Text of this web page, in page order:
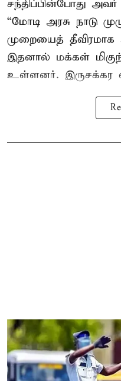
சந்திப்பின்போது அவர்
“மோடி அரசு நாடு
முறையைத் தீவிரமாக
இதனால் மக்கள்
உள்ளனர். இருசக்கர